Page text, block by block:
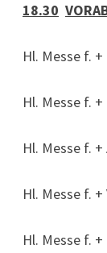
18.30
Hl. Messe f.
Hl. Messe f.
Hl. Messe f.
Hl. Messe f.
Hl. Messe f.